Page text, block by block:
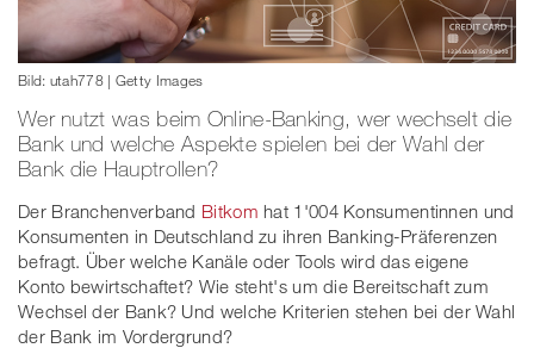
Bild: utah778 | Getty Images
Wer nutzt was beim Online-Banking, wer wechselt die
Bank und welche Aspekte spielen bei der Wahl der
Bank die Hauptrollen?
Der Branchenverband Bitkom hat 1'004 Konsumentinnen und
Konsumenten in Deutschland zu ihren Banking-Präferenzen
befragt. Über welche Kanäle oder Tools wird das eigene
Konto bewirtschaftet? Wie steht's um die Bereitschaft zum
Wechsel der Bank? Und welche Kriterien stehen bei der Wahl
der Bank im Vordergrund?